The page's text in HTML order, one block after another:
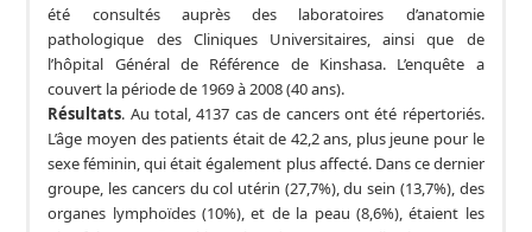
été consultés auprès des laboratoires d’anatomie
pathologique des Cliniques Universitaires, ainsi que de
l’hôpital Général de Référence de Kinshasa. L’enquête a
couvert la période de 1969 à 2008 (40 ans).
Résultats. Au total, 4137 cas de cancers ont été répertoriés.
L’âge moyen des patients était de 42,2 ans, plus jeune pour le
sexe féminin, qui était également plus affecté. Dans ce dernier
groupe, les cancers du col utérin (27,7%), du sein (13,7%), des
organes lymphoïdes (10%), et de la peau (8,6%), étaient les